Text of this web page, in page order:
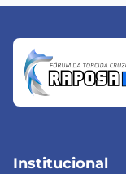
Institucional